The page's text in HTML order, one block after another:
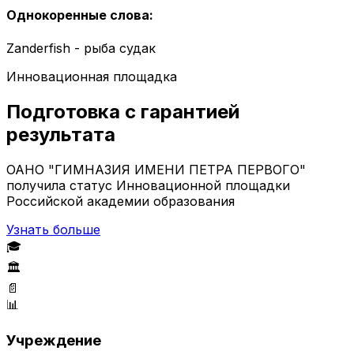
Однокоренные слова:
Zanderfish - рыба судак
Инновационная площадка
Подготовка с гарантией
результата
ОАНО "ГИМНАЗИЯ ИМЕНИ ПЕТРА ПЕРВОГО"
получила статус Инновационной площадки
Российской академии образования
Узнать больше
🎓
🏛️
📄
📊
Учреждение